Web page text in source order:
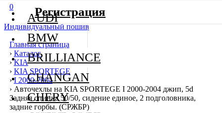
0
Индивидуальный пошив
Главная страница
› Каталог
› KIA
› KIA SPORTEGE
› I 2000-2004
› Авточехлы на KIA SPORTEGE I 2000-2004 джип, 5d
Задняя спинка 50/50, сидение единое, 2 подголовника,
задние горбы. (СРЖБР)
AUDI
BMW
BRILLIANCE
CHANGAN
CHERY
Регистрация